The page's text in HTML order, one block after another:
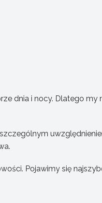
dnia i nocy. Dlatego
Pojawimy się